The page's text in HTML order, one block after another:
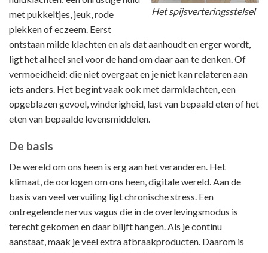
Het spijsverteringsstelsel
met pukkeltjes, jeuk, rode
plekken of eczeem. Eerst
ontstaan milde klachten en als dat aanhoudt en erger wordt,
ligt het al heel snel voor de hand om daar aan te denken. Of
vermoeidheid: die niet overgaat en je niet kan relateren aan
iets anders. Het begint vaak ook met darmklachten, een
opgeblazen gevoel, winderigheid, last van bepaald eten of het
eten van bepaalde levensmiddelen.
De basis
De wereld om ons heen is erg aan het veranderen. Het
klimaat, de oorlogen om ons heen, digitale wereld. Aan de
basis van veel vervuiling ligt chronische stress. Een
ontregelende nervus vagus die in de overlevingsmodus is
terecht gekomen en daar blijft hangen. Als je continu
aanstaat, maak je veel extra afbraakproducten. Daarom is